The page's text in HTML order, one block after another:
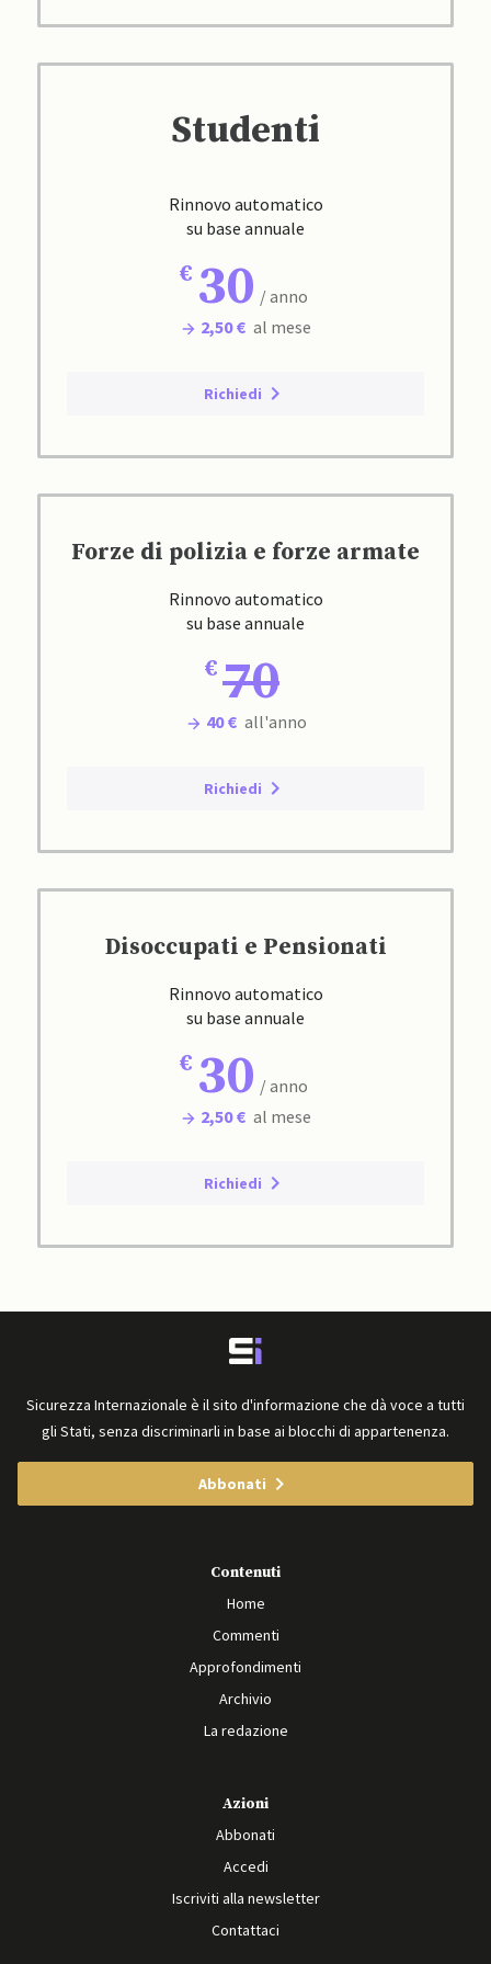
Studenti
Rinnovo automatico
su base annuale
30 / anno
2,50 € al mese
Richiedi
Forze di polizia e forze armate
Rinnovo automatico
su base annuale
70
40 € all'anno
Richiedi
Disoccupati e Pensionati
Rinnovo automatico
su base annuale
30 / anno
2,50 € al mese
Richiedi
Sicurezza Internazionale è il sito d'informazione che dà voce a tutti
gli Stati, senza discriminarli in base ai blocchi di appartenenza.
Abbonati
Contenuti
Home
Commenti
Approfondimenti
Archivio
La redazione
Azioni
Abbonati
Accedi
Iscriviti alla newsletter
Contattaci